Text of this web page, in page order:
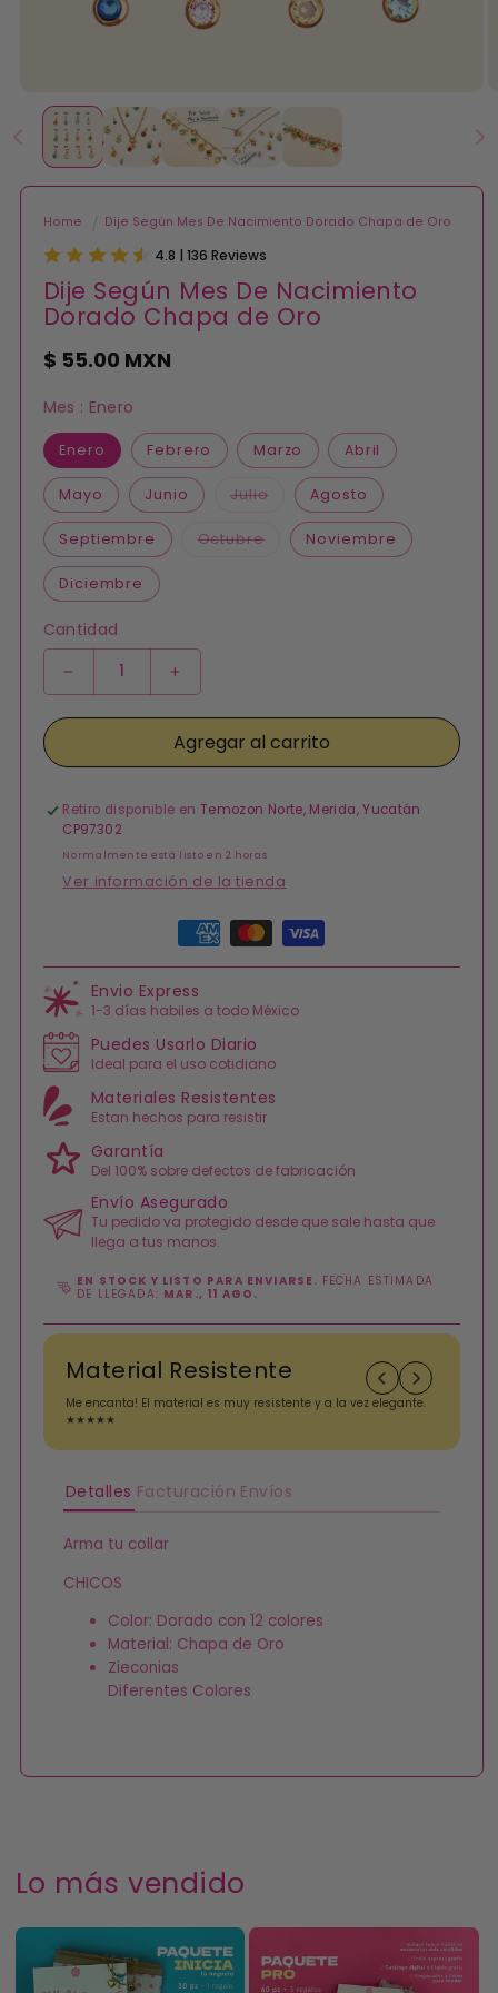
elemento
multimedia
1
una
ventana
modalHome Dije Según Mes De Nacimiento Dorado Chapa de Oro
4.8 | 136 Reviews
Dije Según Mes De Nacimiento
Dorado Chapa de Oro
Precio
$ 55.00 MXN
Mes : Enero
Enero Febrero Marzo Abril
Mayo Junio Julio
agotada
disponible
Agosto
Septiembre Octubre
agotada Noviembre
Diciembre
Cantidad
Reducir
cantidad
para
Según
De
Nacimiento
Dorado
de
Aumentar
cantidad
para
Dije
Según
De
Dorado
de
Agregar al carrito
Retiro disponible en Temozon Norte, Merida, Yucatán
CP97302
Normalmente está listo en 2 horas
Ver información de la tienda
pago
Envio Express
1-3 días habiles a todo México
Puedes Usarlo Diario
Ideal para el uso cotidiano
Materiales Resistentes
Estan hechos para resistir
Garantía
Del 100% sobre defectos de fabricación
Envío Asegurado
Tu pedido va protegido desde que sale hasta que
llega a tus manos.
EN STOCK Y LISTO PARA ENVIARSE. FECHA ESTIMADA
DE LLEGADA: MAR., 11 AGO.
Material Resistente
Me encanta! El material es muy resistente y a la vez elegante.
★★★★★
Detalles Facturación Envíos
Arma tu collar
CHICOS
Color: Dorado con 12 colores
Material: Chapa de Oro
Zieconias
Diferentes Colores
Lo más vendido